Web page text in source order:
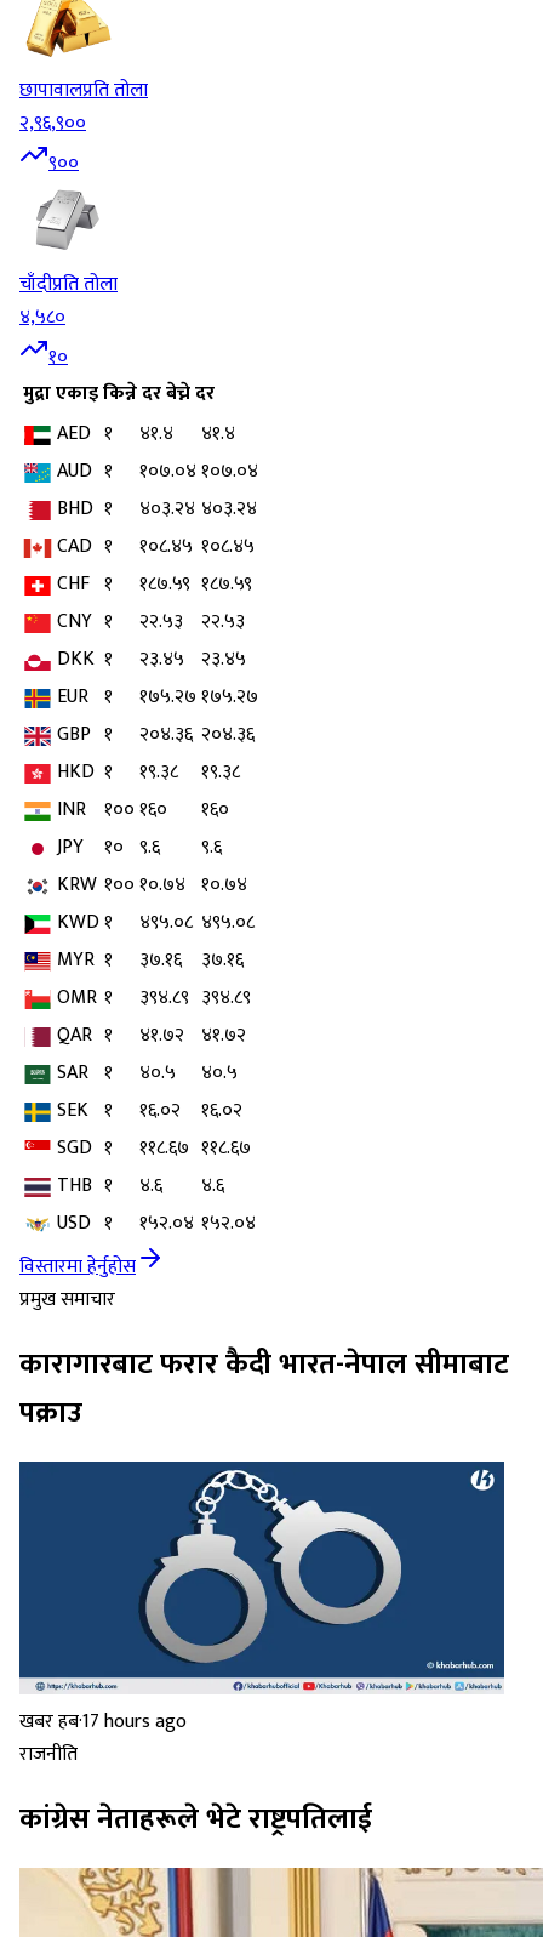
छापावालप्रति तोला
२,९६,९००
९००
चाँदीप्रति तोला
४,५८०
१०
मुद्राएकाइकिन्ने दरबेच्ने दर
AED १ ४१.४
४१.४
AUD १ १०७.०४१०७.०४
BHD १ ४०३.२४ ४०३.२४
CAD १ १०८.४५ १०८.४५
CHF १ १८७.५९ १८७.५९
CNY १ २२.५३
२२.५३
DKK १ २३.४५ २३.४५
EUR १ १७५.२७१७५.२७
GBP १ २०४.३६ २०४.३६
HKD १ १९.३८
१९.३८
INR १००१६०
१६०
JPY
१० ९.६
९.६
KRW १००१०.७४ १०.७४
KWD१ ४९५.०८ ४९५.०८
MYR १ ३७.१६
३७.१६
OMR १ ३९४.८९ ३९४.८९
QAR १ ४१.७२ ४१.७२
SAR १ ४०.५
४०.५
SEK १ १६.०२
१६.०२
SGD १ ११८.६७ ११८.६७
THB १ ४.६
४.६
USD १ १५२.०४ १५२.०४
विस्तारमा हेर्नुहोस
प्रमुख समाचार
कारागारबाट फरार कैदी भारत-नेपाल सीमाबाट
पक्राउ
खबर हब·17 hours ago
राजनीति
कांग्रेस नेताहरूले भेटे राष्ट्रपतिलाई